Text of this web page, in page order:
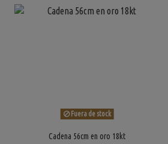
Fuera de stock
Cadena 56cm en oro 18kt